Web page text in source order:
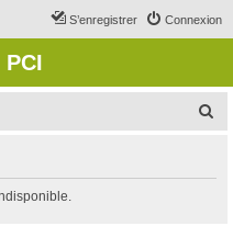
Connexion
S’enregistrer